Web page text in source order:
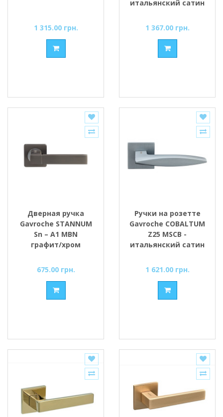
1 315.00 грн.
итальянский сатин
1 367.00 грн.
Дверная ручка
Gavroche STANNUM
Sn – A1 MBN
графит/хром
675.00 грн.
Ручки на розетте
Gavroche COBALTUM
Z25 MSCB -
итальянский сатин
1 621.00 грн.